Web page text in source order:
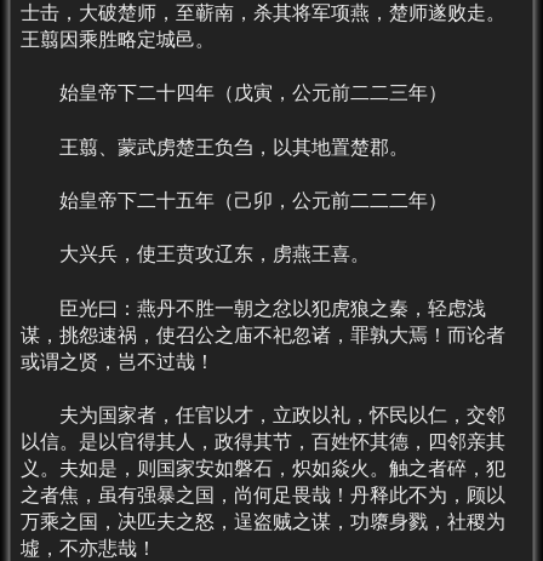
士击，大破楚师，至蕲南，杀其将军项燕，楚师遂败走。
王翦因乘胜略定城邑。
始皇帝下二十四年（戊寅，公元前二二三年）
王翦、蒙武虏楚王负刍，以其地置楚郡。
始皇帝下二十五年（己卯，公元前二二二年）
大兴兵，使王贲攻辽东，虏燕王喜。
臣光曰：燕丹不胜一朝之忿以犯虎狼之秦，轻虑浅
谋，挑怨速祸，使召公之庙不祀忽诸，罪孰大焉！而论者
或谓之贤，岂不过哉！
夫为国家者，任官以才，立政以礼，怀民以仁，交邻
以信。是以官得其人，政得其节，百姓怀其德，四邻亲其
义。夫如是，则国家安如磐石，炽如焱火。触之者碎，犯
之者焦，虽有强暴之国，尚何足畏哉！丹释此不为，顾以
万乘之国，决匹夫之怒，逞盗贼之谋，功隳身戮，社稷为
墟，不亦悲哉！